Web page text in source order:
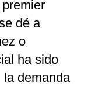
dé a
o
ha sido
la demanda